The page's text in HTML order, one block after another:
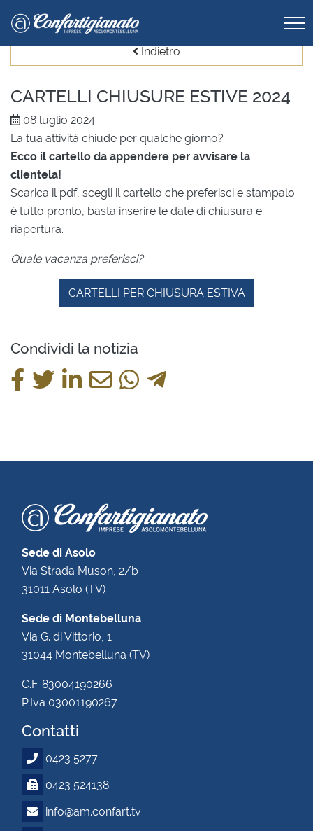
Indietro
CARTELLI CHIUSURE ESTIVE 2024
08 luglio 2024
La tua attività chiude per qualche giorno?
Ecco il cartello da appendere per avvisare la
clientela!
Scarica il pdf, scegli il cartello che preferisci e stampalo:
è tutto pronto, basta inserire le date di chiusura e
riapertura.
Quale vacanza preferisci?
CARTELLI PER CHIUSURA ESTIVA
Condividi la notizia
Sede di Asolo
Via Strada Muson, 2/b
31011 Asolo (TV)
Sede di Montebelluna
Via G. di Vittorio, 1
31044 Montebelluna (TV)
C.F. 83004190266
P.Iva 03001190267
Contatti
0423 5277
0423 524138
info@am.confart.tv